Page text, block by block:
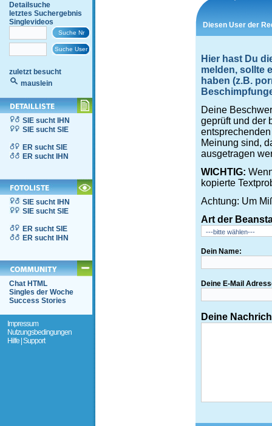
Detailsuche
letztes Suchergebnis
Singlevideos
zuletzt besucht
mauslein
SIE sucht IHN
SIE sucht SIE
ER sucht SIE
ER sucht IHN
SIE sucht IHN
SIE sucht SIE
ER sucht SIE
ER sucht IHN
Chat HTML
Singles der Woche
Success Stories
Impressum
Nutzungsbedingungen
Hilfe | Support
Diesen User der
Hier hast Du
melden, sollte
haben (z.B.
Deine
geprüft und der
Meinung sind,
ausgetragen
WICHTIG:
kopierte
Achtung: Um
Art der
Dein Name:
Deine E-Mail
Deine